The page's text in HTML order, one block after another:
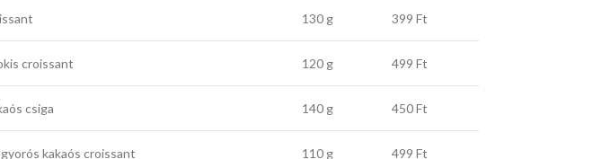
130 g 399 Ft
croissant 120 g 499 Ft
csiga 140 g 450 Ft
kakaós croissant 110 g 499 Ft